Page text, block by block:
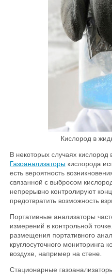
Кислород в
В некоторых случаях кислород
Газоанализаторы кислорода
есть вероятность
связанной с выбросом
непрерывно контролируют
предотвратить возможность
Портативные анализаторы
измерений в контрольной
размещения портативного
круглосуточного мониторинга
воздухе, например на стене.
Стационарные